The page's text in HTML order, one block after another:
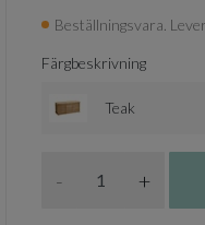
Beställningsvara.
Färgbeskrivning
Teak
- +